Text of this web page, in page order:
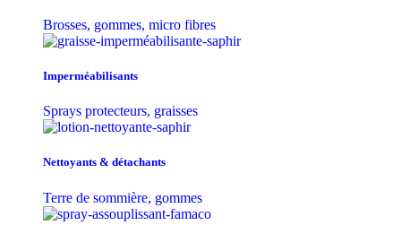
Brosses, gommes, micro fibres
Imperméabilisants
Sprays protecteurs, graisses
Nettoyants & détachants
Terre de sommière, gommes